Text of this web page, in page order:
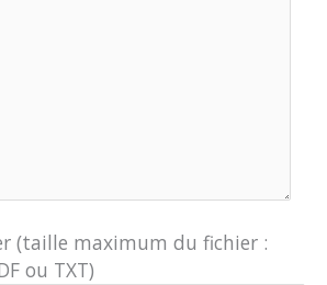
(taille maximum du fichier :
ou TXT)